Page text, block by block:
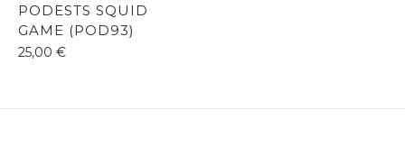
PODESTS SQUID
GAME (POD93)
25,00 €